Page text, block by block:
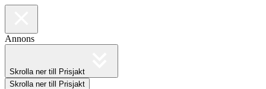
Annons
Skrolla ner till Prisjakt
Skrolla ner till Prisjakt